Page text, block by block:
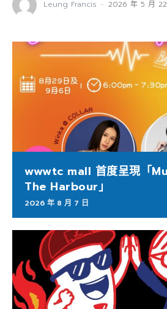
Leung Francis - 2026 年 5 月
wwwtc mall 首度呈現「
The Harbour」
2026 年 8 月 7 日